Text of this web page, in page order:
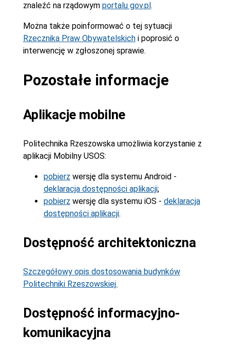
znaleźć na rządowym portalu gov.pl .
Można także poinformować o tej sytuacji
Rzecznika Praw Obywatelskichi poprosić o
interwencję w zgłoszonej sprawie.
Pozostałe informacje
Aplikacje mobilne
Politechnika Rzeszowska umożliwia korzystanie z
aplikacji Mobilny USOS:
pobierz wersję dla systemu Android -
deklaracja dostępności aplikacji;
pobierz wersję dla systemu iOS - deklaracja
dostępności aplikacji.
Dostępność architektoniczna
Szczegółowy opis dostosowania budynków
Politechniki Rzeszowskiej.
Dostępność informacyjno-
komunikacyjna